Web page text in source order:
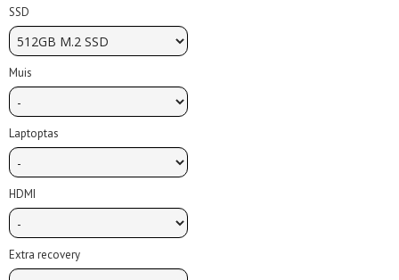
SSD
Muis
Laptoptas
HDMI
Extra recovery